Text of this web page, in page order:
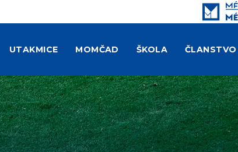
UTAKMICE MOMČAD ŠKOLA ČLANSTVO